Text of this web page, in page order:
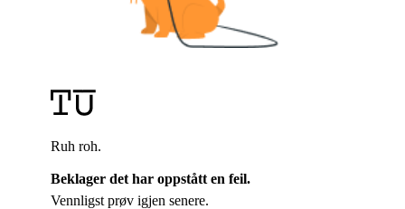
Ruh roh.
Beklager det har oppstått en feil.
Vennligst prøv igjen senere.